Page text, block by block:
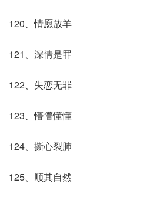
120、情愿放羊
121、深情是罪
122、失恋无罪
123、懵懵懂懂
124、撕心裂肺
125、顺其自然